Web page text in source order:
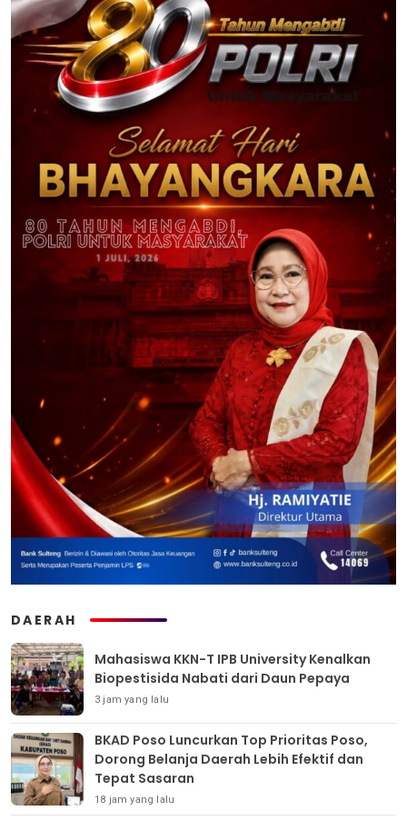
DAERAH
Mahasiswa KKN-T IPB University Kenalkan
Biopestisida Nabati dari Daun Pepaya
3 jam yang lalu
BKAD Poso Luncurkan Top Prioritas Poso,
Dorong Belanja Daerah Lebih Efektif dan
Tepat Sasaran
18 jam yang lalu